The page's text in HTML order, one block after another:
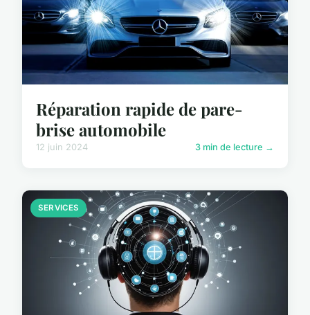
Réparation rapide de pare-
brise automobile
12 juin 2024 3 min de lecture →
SERVICES